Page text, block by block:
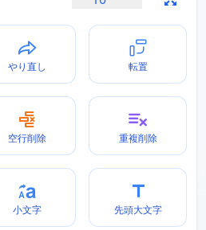
やり直し 転置
空行削除 重複削除
小文字 先頭大文字